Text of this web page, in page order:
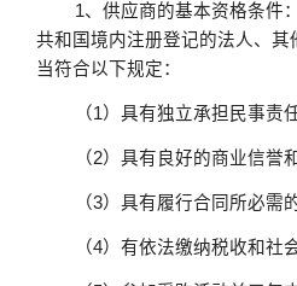
1、供应商的基本资格条件
共和国境内注册登记的法人、其
当符合以下规定：
（1）具有独立承担民事责
（2）具有良好的商业信誉
（3）具有履行合同所必需
（4）有依法缴纳税收和社